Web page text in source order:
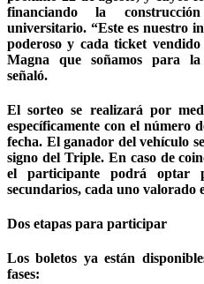
financiando la
universitario. “Este es nuestro
poderoso y cada ticket
Magna que soñamos para
señaló.
El sorteo se realizará por
específicamente con el número
fecha. El ganador del vehículo
signo del Triple. En caso de
el participante podrá optar
secundarios, cada uno valorado
Dos etapas para participar
Los boletos ya están
fases: